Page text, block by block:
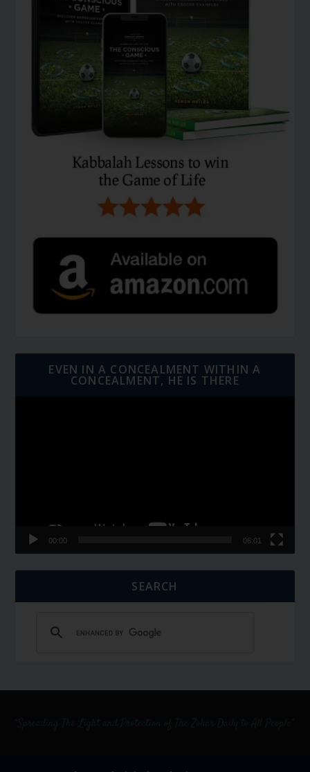
EVEN IN A CONCEALMENT WITHIN A
CONCEALMENT, HE IS THERE
00:00 06:01
SEARCH